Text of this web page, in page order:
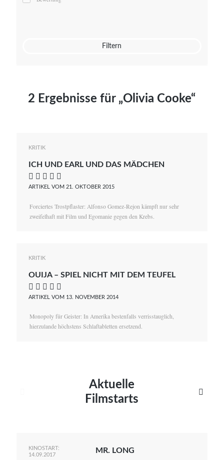
Mato von Vogelstein
Filtern
2 Ergebnisse für „Olivia Cooke“
KRITIK
ICH UND EARL UND DAS MÄDCHEN
    
ARTIKEL VOM 21. OKTOBER 2015
Forciertes Trostpflaster: Alfonso Gomez-Rejon kämpft nur sehr
zweifelhaft mit Film und Egomanie gegen den Krebs.
KRITIK
OUIJA – SPIEL NICHT MIT DEM TEUFEL
    
ARTIKEL VOM 13. NOVEMBER 2014
Monopoly für Geister: In Amerika bestenfalls verrisstauglich,
hierzulande höchstens Schlaftabletten ersetzend.
Aktuelle
Filmstarts

KINOSTART:
14.09.2017
MR. LONG